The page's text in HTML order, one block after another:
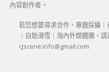
內容創作者。
若您想要尋求合作，專題採編
｜自助滑雪｜海內外媒體團，請
cjscene.info@gmail.com